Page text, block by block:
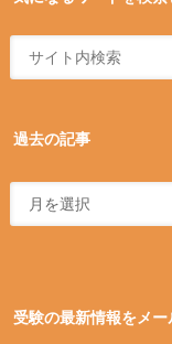
過去の記事
受験の最新情報をメー